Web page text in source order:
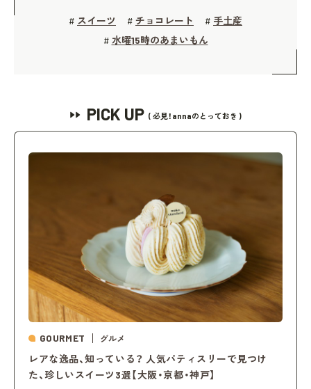
# スイーツ # チョコレート # 手土産
# 水曜15時のあまいもん
PICK UP ( 必見！annaのとっておき )
GOURMET グルメ
レアな逸品、知っている？ 人気パティスリーで見つけ
た、珍しいスイーツ3選【大阪・京都・神戸】